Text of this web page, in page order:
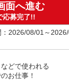
面へ進む
応募完了!!
2026/08/01～2026/
どで使われる
お仕事！